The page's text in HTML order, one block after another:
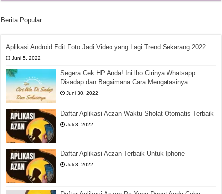
Berita Popular
Aplikasi Android Edit Foto Jadi Video yang Lagi Trend Sekarang 2022
Juni 5, 2022
Segera Cek HP Anda! Ini lho Cirinya Whatsapp
Disadap dan Bagaimana Cara Mengatasinya
Juni 30, 2022
Daftar Aplikasi Adzan Waktu Sholat Otomatis Terbaik
Juli 3, 2022
Daftar Aplikasi Adzan Terbaik Untuk Iphone
Juli 3, 2022